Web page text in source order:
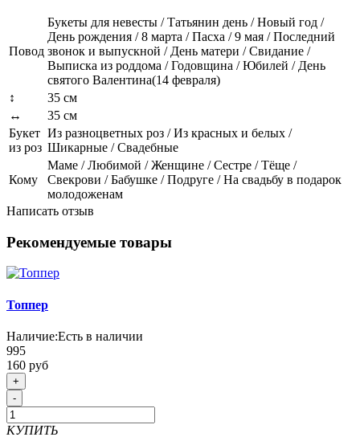
Повод
Букеты для невесты / Татьянин день / Новый год /
День рождения / 8 марта / Пасха / 9 мая / Последний
звонок и выпускной / День матери / Свидание /
Выписка из роддома / Годовщина / Юбилей / День
святого Валентина(14 февраля)
↕
35 см
↔
35 см
Букет
из роз
Из разноцветных роз / Из красных и белых /
Шикарные / Свадебные
Кому
Маме / Любимой / Женщине / Сестре / Тёще /
Свекрови / Бабушке / Подруге / На свадьбу в подарок
молодоженам
Написать отзыв
Рекомендуемые товары
Топпер
Наличие:Есть в наличии
995
160 руб
+
-
КУПИТЬ